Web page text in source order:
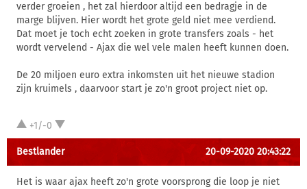
verder groeien , het zal hierdoor altijd een bedragje in de
marge blijven. Hier wordt het grote geld niet mee verdiend.
Dat moet je toch echt zoeken in grote transfers zoals - het
wordt vervelend - Ajax die wel vele malen heeft kunnen doen.
De 20 miljoen euro extra inkomsten uit het nieuwe stadion
zijn kruimels , daarvoor start je zo'n groot project niet op.
+1/-0
Bestlander 20-09-2020 20:43:22
Het is waar ajax heeft zo'n grote voorsprong die loop je niet